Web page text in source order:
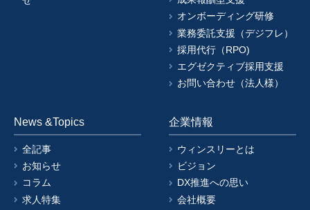
オンボーディング研修
業務委託支援（デジフレ）
採用代行（RPO)
エグゼクティブ採用支援
お問い合わせ（法人様）
News &Topics
全記事
お知らせ
コラム
求人特集
企業情報
ウィンスリーとは
ビジョン
DX推進への思い
会社概要